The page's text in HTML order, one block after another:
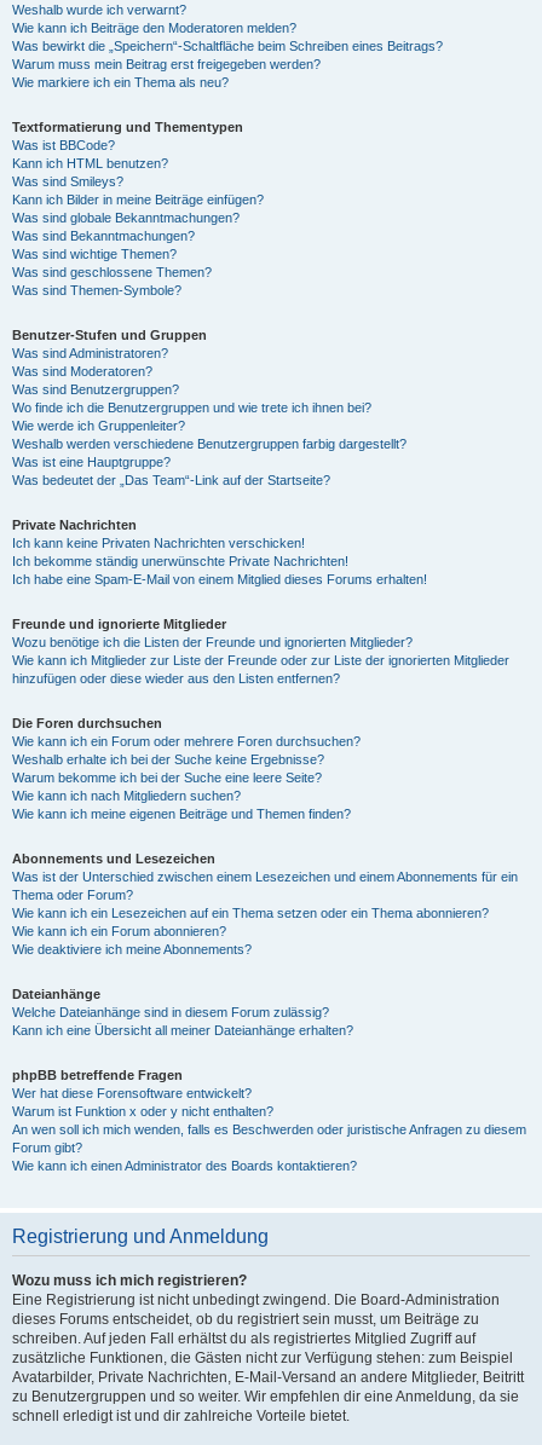
Weshalb wurde ich verwarnt?
Wie kann ich Beiträge den Moderatoren melden?
Was bewirkt die „Speichern“-Schaltfläche beim Schreiben eines Beitrags?
Warum muss mein Beitrag erst freigegeben werden?
Wie markiere ich ein Thema als neu?
Textformatierung und Thementypen
Was ist BBCode?
Kann ich HTML benutzen?
Was sind Smileys?
Kann ich Bilder in meine Beiträge einfügen?
Was sind globale Bekanntmachungen?
Was sind Bekanntmachungen?
Was sind wichtige Themen?
Was sind geschlossene Themen?
Was sind Themen-Symbole?
Benutzer-Stufen und Gruppen
Was sind Administratoren?
Was sind Moderatoren?
Was sind Benutzergruppen?
Wo finde ich die Benutzergruppen und wie trete ich ihnen bei?
Wie werde ich Gruppenleiter?
Weshalb werden verschiedene Benutzergruppen farbig dargestellt?
Was ist eine Hauptgruppe?
Was bedeutet der „Das Team“-Link auf der Startseite?
Private Nachrichten
Ich kann keine Privaten Nachrichten verschicken!
Ich bekomme ständig unerwünschte Private Nachrichten!
Ich habe eine Spam-E-Mail von einem Mitglied dieses Forums erhalten!
Freunde und ignorierte Mitglieder
Wozu benötige ich die Listen der Freunde und ignorierten Mitglieder?
Wie kann ich Mitglieder zur Liste der Freunde oder zur Liste der ignorierten Mitglieder
hinzufügen oder diese wieder aus den Listen entfernen?
Die Foren durchsuchen
Wie kann ich ein Forum oder mehrere Foren durchsuchen?
Weshalb erhalte ich bei der Suche keine Ergebnisse?
Warum bekomme ich bei der Suche eine leere Seite?
Wie kann ich nach Mitgliedern suchen?
Wie kann ich meine eigenen Beiträge und Themen finden?
Abonnements und Lesezeichen
Was ist der Unterschied zwischen einem Lesezeichen und einem Abonnements für ein
Thema oder Forum?
Wie kann ich ein Lesezeichen auf ein Thema setzen oder ein Thema abonnieren?
Wie kann ich ein Forum abonnieren?
Wie deaktiviere ich meine Abonnements?
Dateianhänge
Welche Dateianhänge sind in diesem Forum zulässig?
Kann ich eine Übersicht all meiner Dateianhänge erhalten?
phpBB betreffende Fragen
Wer hat diese Forensoftware entwickelt?
Warum ist Funktion x oder y nicht enthalten?
An wen soll ich mich wenden, falls es Beschwerden oder juristische Anfragen zu diesem
Forum gibt?
Wie kann ich einen Administrator des Boards kontaktieren?
Registrierung und Anmeldung
Wozu muss ich mich registrieren?
Eine Registrierung ist nicht unbedingt zwingend. Die Board-Administration
dieses Forums entscheidet, ob du registriert sein musst, um Beiträge zu
schreiben. Auf jeden Fall erhältst du als registriertes Mitglied Zugriff auf
zusätzliche Funktionen, die Gästen nicht zur Verfügung stehen: zum Beispiel
Avatarbilder, Private Nachrichten, E-Mail-Versand an andere Mitglieder, Beitritt
zu Benutzergruppen und so weiter. Wir empfehlen dir eine Anmeldung, da sie
schnell erledigt ist und dir zahlreiche Vorteile bietet.